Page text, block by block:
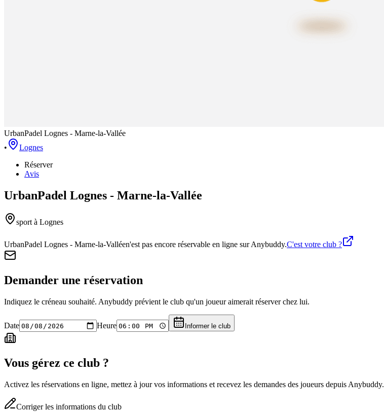
UrbanPadel Lognes - Marne-la-Vallée
•
Lognes
Réserver
Avis
UrbanPadel Lognes - Marne-la-Vallée
sport à Lognes
UrbanPadel Lognes - Marne-la-Valléen'est pas encore réservable en ligne sur Anybuddy.C'est votre club ?
Demander une réservation
Indiquez le créneau souhaité. Anybuddy prévient le club qu'un joueur aimerait réserver chez lui.
Date Heure Informer le club
Vous gérez ce club ?
Activez les réservations en ligne, mettez à jour vos informations et recevez les demandes des joueurs depuis Anybuddy.
Corriger les informations du club